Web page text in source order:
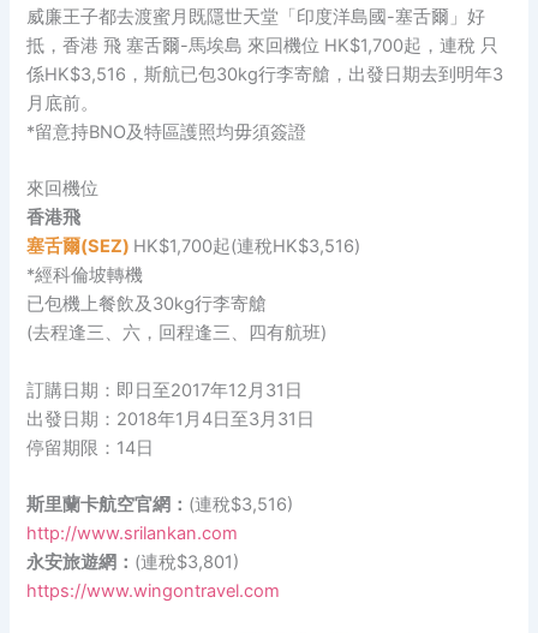
威廉王子都去渡蜜月既隱世天堂「印度洋島國-塞舌爾」好
抵，香港 飛 塞舌爾-馬埃島 來回機位 HK$1,700起，連稅 只
係HK$3,516，斯航已包30kg行李寄艙，出發日期去到明年3
月底前。
*留意持BNO及特區護照均毋須簽證
來回機位
香港飛
塞舌爾(SEZ) HK$1,700起(連稅HK$3,516)
*經科倫坡轉機
已包機上餐飲及30kg行李寄艙
(去程逢三、六，回程逢三、四有航班)
訂購日期：即日至2017年12月31日
出發日期：2018年1月4日至3月31日
停留期限：14日
斯里蘭卡航空官網： (連稅$3,516)
http://www.srilankan.com
永安旅遊網： (連稅$3,801)
https://www.wingontravel.com